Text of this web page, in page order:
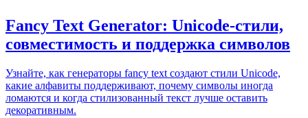
Fancy Text Generator: Unicode-стили,
совместимость и поддержка символов
Узнайте, как генераторы fancy text создают стили Unicode,
какие алфавиты поддерживают, почему символы иногда
ломаются и когда стилизованный текст лучше оставить
декоративным.